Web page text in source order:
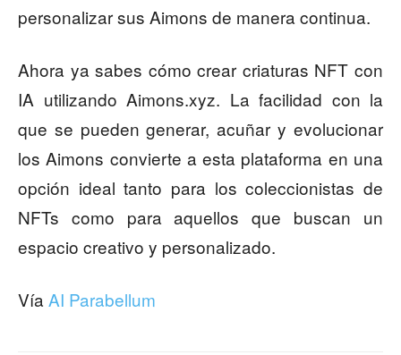
personalizar sus Aimons de manera continua.
Ahora ya sabes cómo crear criaturas NFT con
IA utilizando Aimons.xyz. La facilidad con la
que se pueden generar, acuñar y evolucionar
los Aimons convierte a esta plataforma en una
opción ideal tanto para los coleccionistas de
NFTs como para aquellos que buscan un
espacio creativo y personalizado.
Vía AI Parabellum